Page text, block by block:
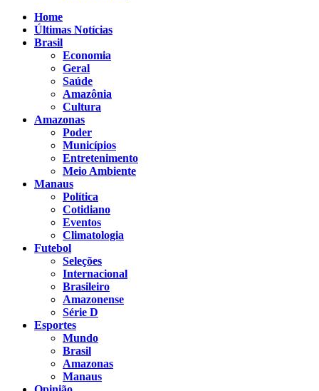
Home
Últimas Notícias
Brasil
Economia
Geral
Saúde
Amazônia
Cultura
Amazonas
Poder
Municípios
Entretenimento
Meio Ambiente
Manaus
Política
Cotidiano
Eventos
Climatologia
Futebol
Seleções
Internacional
Brasileiro
Amazonense
Série D
Esportes
Mundo
Brasil
Amazonas
Manaus